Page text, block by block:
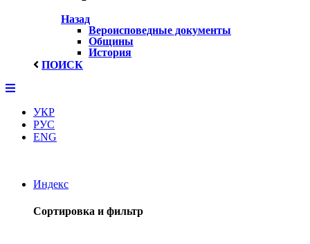
Назад
Вероисповедные документы
Общины
История
ПОИСК
УКР
РУС
ENG
Индекс
Сортировка и фильтр